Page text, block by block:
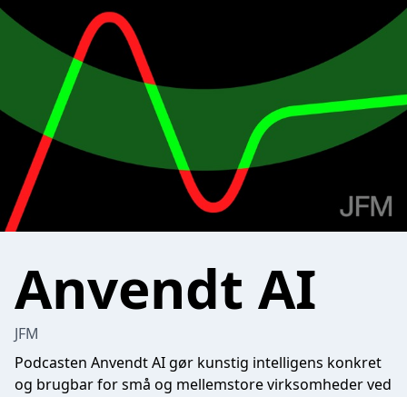
Anvendt AI
JFM
Podcasten Anvendt AI gør kunstig intelligens konkret
og brugbar for små og mellemstore virksomheder ved